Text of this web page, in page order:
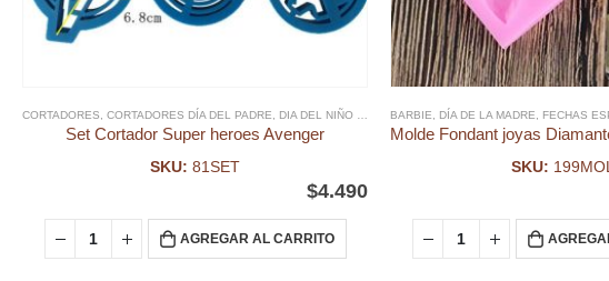
CORTADORES CORTADORES DÍA DEL PADRE DIA DEL NIÑO Y TEMATICAS DÍA DEL PADRE,FECHAS
Set Cortador Super heroes Avenger
SKU: 81SET
$4.490
AGREGAR AL CARRITO
BARBIE DÍA DE LA MADRE FECHAS
SKU: 199MOL